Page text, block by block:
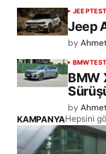
JEEP
Jeep
by
BMW
BMW
by
KAMPANYAHepsini